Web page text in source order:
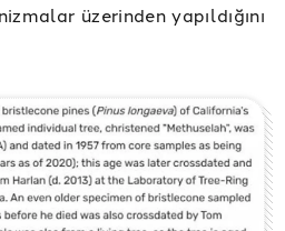
üzerinden yapıldığını